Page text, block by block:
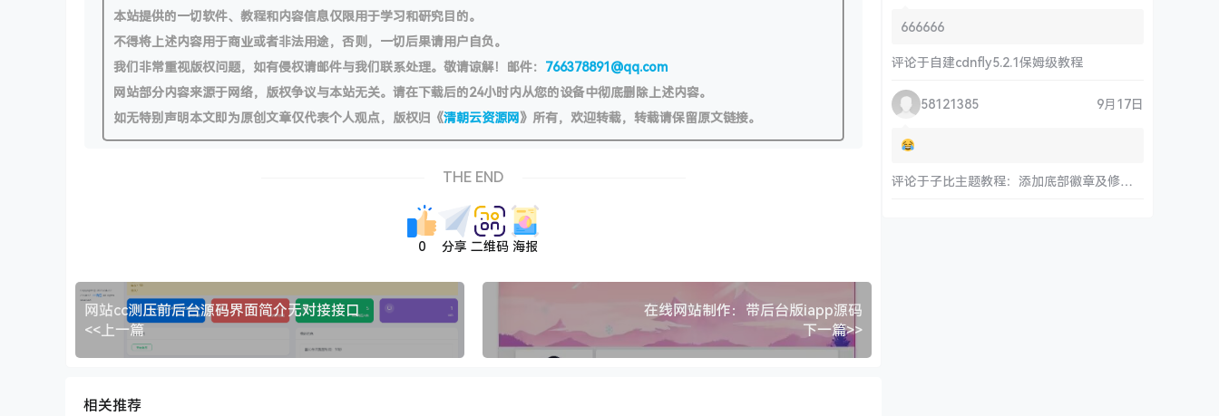
本站提供的一切软件、教程和内容信息仅限用于学习和研究目的。
不得将上述内容用于商业或者非法用途，否则，一切后果请用户自负。
我们非常重视版权问题，如有侵权请邮件与我们联系处理。敬请谅解！邮件： 766378891@qq.com
网站部分内容来源于网络，版权争议与本站无关。请在下载后的24小时内从您的设备中彻底删除上述内容。
如无特别声明本文即为原创文章仅代表个人观点，版权归《清朝云资源网》所有，欢迎转载，转载请保留原文链接。
THE END
0 分享 二维码 海报
网站cc测压前后台源码界面简介无对接接口
<<上一篇
在线网站制作：带后台版iapp源码
下一篇>>
相关推荐
666666
评论于自建cdnfly5.2.1保姆级教程
58121385 9月17日
评论于子比主题教程：添加底部徽章及修改链接和运行时间